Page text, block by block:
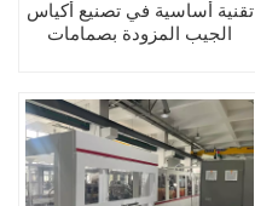
تقنية أساسية في تصنيع أكياس
الجيب المزودة بصمامات